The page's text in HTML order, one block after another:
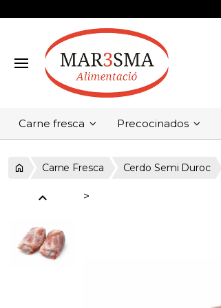
Carne fresca Precocinados
Carne Fresca Cerdo Semi Duroc
expand_less >